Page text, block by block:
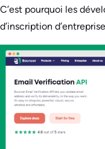
C’est pourquoi les
d’inscription